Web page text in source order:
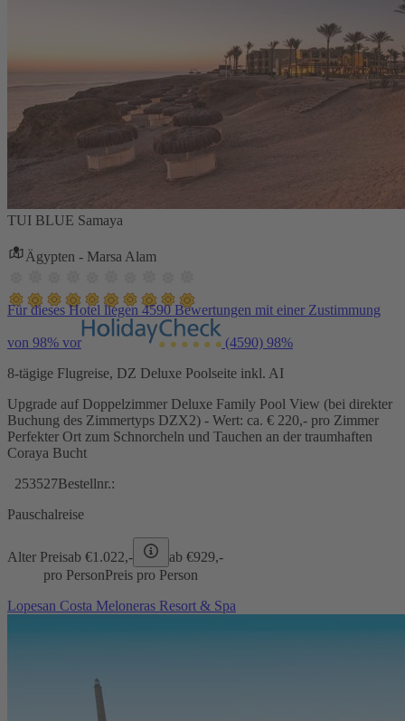
TUI BLUE Samaya
Ägypten - Marsa Alam
Für dieses Hotel liegen 4590 Bewertungen mit einer Zustimmung
von 98% vor (4590) 98%
8-tägige Flugreise, DZ Deluxe Poolseite inkl. AI
Upgrade auf Doppelzimmer Deluxe Family Pool View (bei direkter
Buchung des Zimmertyps DZX2) - Wert: ca. € 220,- pro Zimmer
Perfekter Ort zum Schnorcheln und Tauchen an der traumhaften
Coraya Bucht
253527Bestellnr.:
Pauschalreise
Alter Preisab €1.022,- ab €929,-
pro PersonPreis pro Person
Lopesan Costa Meloneras Resort & Spa